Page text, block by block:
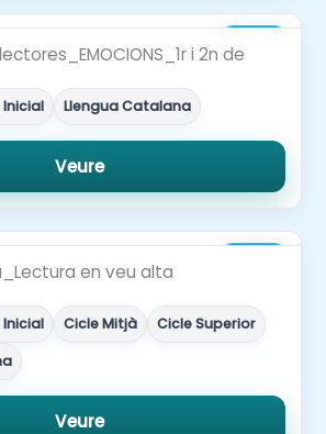
3,00€
i 2n de
Inicial Llengua Catalana
Veure
en veu alta
Inicial Cicle Mitjà
Cicle Superior
Veure